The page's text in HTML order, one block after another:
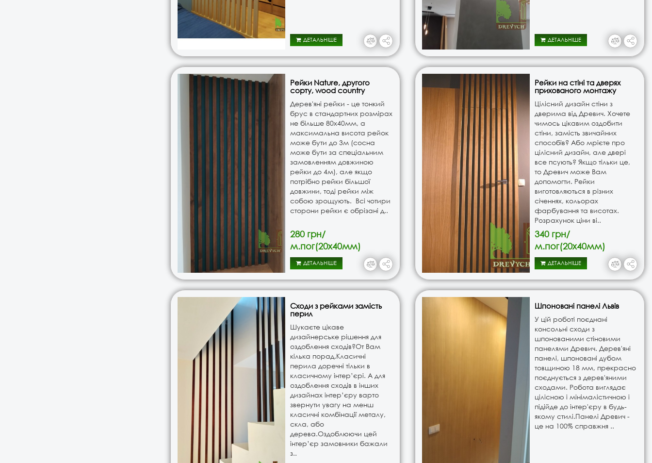
ДЕТАЛЬНІШЕ ДЕТАЛЬНІШЕ
Рейки Nature, другого
сорту, wood country
Дерев'яні рейки - це тонкий
брус в стандартних розмірах
не більше 80х40мм, а
максимальна висота рейок
може бути до 3м (сосна
може бути за спеціальним
замовленням довжиною
рейки до 4м), але якщо
потрібно рейки більшої
довжини, тоді рейки між
собою зрощують. Всі чотири
сторони рейки є обрізані д..
280 грн/
м.пог(20х40мм)
ДЕТАЛЬНІШЕ
Рейки на стіні та дверях
прихованого монтажу
Цілісний дизайн стіни з
дверима від Древич. Хочете
чимось цікавим оздобити
стіни, замість звичайних
способів? Або мрієте про
цілісний дизайн, але двері
все псують? Якщо тільки це,
то Древич може Вам
допомогти. Рейки
виготовляються в різних
січеннях, кольорах
фарбування та висотах.
Розрахунок ціни ві..
340 грн/
м.пог(20х40мм)
ДЕТАЛЬНІШЕ
Сходи з рейками замість
перил
Шукаєте цікаве
дизайнерське рішення для
оздоблення сходів?От Вам
кілька порад.Класичні
перила доречні тільки в
класичному інтер’єрі. А для
оздоблення сходів в інших
дизайнах інтер’єру варто
звернути увагу на менш
класичні комбінації металу,
скла, або
дерева.Оздоблюючи цей
інтер’єр замовники бажали
з..
Шпоновані панелі Львів
У цій роботі поєднані
консольні сходи з
шпонованими стіновими
панелями Древич. Дерев'яні
панелі, шпоновані дубом
товщиною 18 мм, прекрасно
поєднується з дерев'яними
сходами. Робота виглядає
цілісною і мінімалістичною і
підійде до інтер'єру в будь-
якому стилі.Панелі Древич -
це на 100% справжня ..